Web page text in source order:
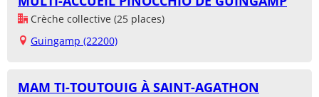
Crèche collective (25 places)
Guingamp (22200)
MAM TI-TOUTOUIG À SAINT-AGATHON